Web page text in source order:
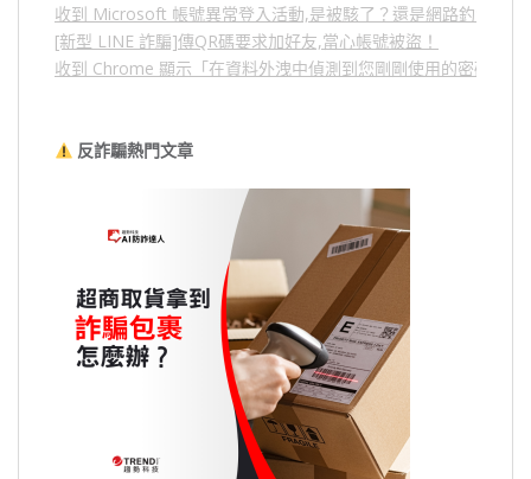
收到 Microsoft 帳號異常登入活動,是被駭了？還是網路釣魚？
[新型 LINE 詐騙]傳QR碼要求加好友,當心帳號被盜！
收到 Chrome 顯示「在資料外洩中偵測到您剛剛使用的密碼」
反詐騙熱門文章